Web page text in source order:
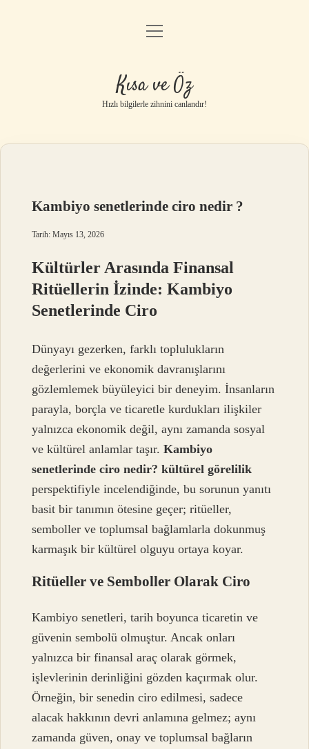
Anasayfa
Gizlilik Politikası
Yasal Uyarı
menüyü
Kısa ve Öz
Hızlı bilgilerle zihnini canlandır!
Kambiyo senetlerinde ciro nedir ?
Tarih: Mayıs 13, 2026
Kültürler Arasında Finansal
Ritüellerin İzinde: Kambiyo
Senetlerinde Ciro
Dünyayı gezerken, farklı toplulukların
değerlerini ve ekonomik davranışlarını
gözlemlemek büyüleyici bir deneyim. İnsanların
parayla, borçla ve ticaretle kurdukları ilişkiler
yalnızca ekonomik değil, aynı zamanda sosyal
ve kültürel anlamlar taşır.Kambiyo
senetlerinde ciro nedir? kültürel görelilik
perspektifiyle incelendiğinde, bu sorunun yanıtı
basit bir tanımın ötesine geçer; ritüeller,
semboller ve toplumsal bağlamlarla dokunmuş
karmaşık bir kültürel olguyu ortaya koyar.
Ritüeller ve Semboller Olarak Ciro
Kambiyo senetleri, tarih boyunca ticaretin ve
güvenin sembolü olmuştur. Ancak onları
yalnızca bir finansal araç olarak görmek,
işlevlerinin derinliğini gözden kaçırmak olur.
Örneğin, bir senedin ciro edilmesi, sadece
alacak hakkının devri anlamına gelmez; aynı
zamanda güven, onay ve toplumsal bağların